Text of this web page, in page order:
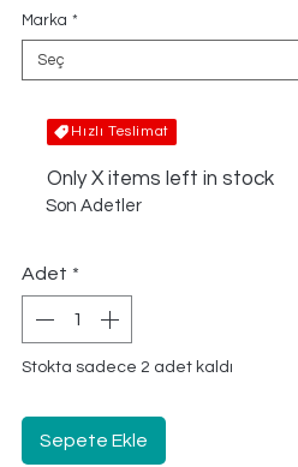
Marka *
Seç
Hızlı Teslimat
Only X items left in stock
Son Adetler
Adet *
Stokta sadece 2 adet kaldı
Sepete Ekle